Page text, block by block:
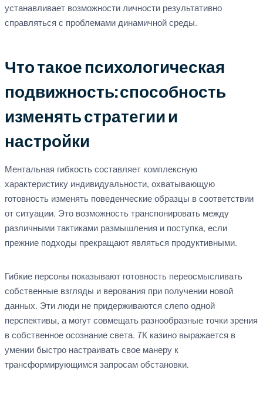
устанавливает возможности личности результативно
справляться с проблемами динамичной среды.
Что такое психологическая
подвижность: способность
изменять стратегии и
настройки
Ментальная гибкость составляет комплексную
характеристику индивидуальности, охватывающую
готовность изменять поведенческие образцы в соответствии
от ситуации. Это возможность транспонировать между
различными тактиками размышления и поступка, если
прежние подходы прекращают являться продуктивными.
Гибкие персоны показывают готовность переосмысливать
собственные взгляды и верования при получении новой
данных. Эти люди не придерживаются слепо одной
перспективы, а могут совмещать разнообразные точки зрения
в собственное осознание света. 7К казино выражается в
умении быстро настраивать свое манеру к
трансформирующимся запросам обстановки.